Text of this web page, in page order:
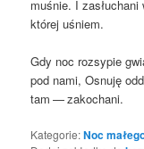
muśnie. I
któ­rej uśniem.
Gdy noc roz­sy­pie
pod nami, Osnu­ję
tam — zakochani.
Kategorie:Noc